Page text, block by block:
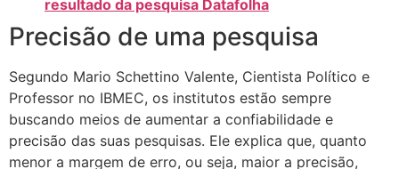
resultado da pesquisa Datafolha
Precisão de uma pesquisa
Segundo Mario Schettino Valente, Cientista Político e
Professor no IBMEC, os institutos estão sempre
buscando meios de aumentar a confiabilidade e
precisão das suas pesquisas. Ele explica que, quanto
menor a margem de erro, ou seja, maior a precisão,